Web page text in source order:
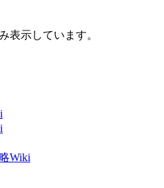
表示しています。
Wiki